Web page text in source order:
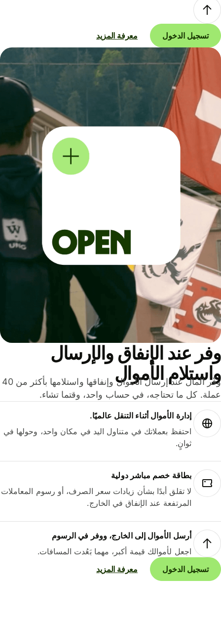
تسجيل الدخول معرفة المزيد
عند الإنفاق والإرسال
الأموال
وفّر المال عند إرسال الأموال وإنفاقها واستلامها بأكثر من 40
كل ما تحتاجه، في حساب واحد، وقتما تشاء.
إدارة الأموال أثناء التنقل عالميًا.
احتفظ بعملاتك في متناول اليد في مكان واحد، وحولها في
ثوانٍ.
بطاقة خصم مباشر دولية
لا تقلق أبدًا بشأن زيادات سعر الصرف، أو رسوم المعاملات
المرتفعة عند الإنفاق في الخارج.
أرسل الأموال إلى الخارج، ووفر في الرسوم
اجعل لأموالك قيمة أكبر، مهما بَعُدت المسافات.
تسجيل الدخول
معرفة المزيد